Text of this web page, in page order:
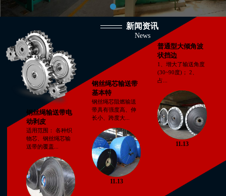
新闻资讯
News
钢丝绳输送带电
动剥皮
适用范围： 各种织
物芯、钢丝绳芯输
送带的覆盖...
钢丝绳芯输送带
基本特
钢丝绳芯阻燃输送
带具有强度高、伸
长小、跨度大...
11.13
普通型大倾角波
状挡边
1、增大了输送角度
(30~90度)； 2、
占...
11.13